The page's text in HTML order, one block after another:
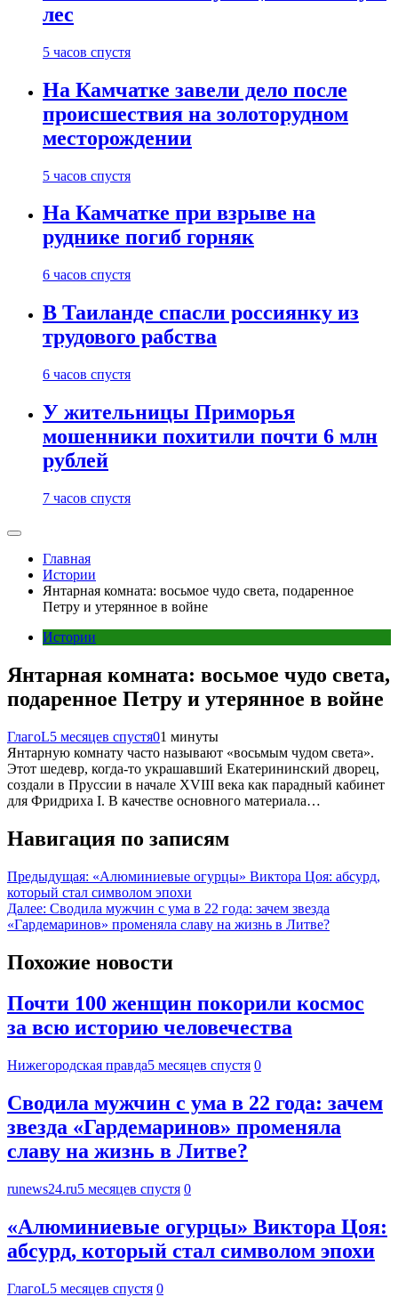
лес
5 часов спустя
На Камчатке завели дело после
происшествия на золоторудном
месторождении
5 часов спустя
На Камчатке при взрыве на
руднике погиб горняк
6 часов спустя
В Таиланде спасли россиянку из
трудового рабства
6 часов спустя
У жительницы Приморья
мошенники похитили почти 6 млн
рублей
7 часов спустя
Главная
Истории
Янтарная комната: восьмое чудо света, подаренное
Петру и утерянное в войне
Истории
Янтарная комната: восьмое чудо света,
подаренное Петру и утерянное в войне
ГлагоL5 месяцев спустя01 минуты
Янтарную комнату часто называют «восьмым чудом света».
Этот шедевр, когда-то украшавший Екатерининский дворец,
создали в Пруссии в начале XVIII века как парадный кабинет
для Фридриха I. В качестве основного материала…
Навигация по записям
Предыдущая: «Алюминиевые огурцы» Виктора Цоя: абсурд,
который стал символом эпохи
Далее: Сводила мужчин с ума в 22 года: зачем звезда
«Гардемаринов» променяла славу на жизнь в Литве?
Похожие новости
Почти 100 женщин покорили космос
за всю историю человечества
Нижегородская правда5 месяцев спустя 0
Сводила мужчин с ума в 22 года: зачем
звезда «Гардемаринов» променяла
славу на жизнь в Литве?
runews24.ru5 месяцев спустя 0
«Алюминиевые огурцы» Виктора Цоя:
абсурд, который стал символом эпохи
ГлагоL5 месяцев спустя 0